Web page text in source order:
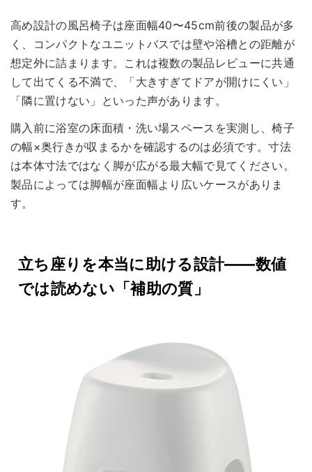
高め設計の風呂椅子は座面幅40〜45cm前後の製品が多
く、コンパクトなユニットバスでは壁や浴槽との距離が
想定外に詰まります。これは複数の製品レビューに共通
して出てくる不満で、「大きすぎてドアが開けにくい」
「隣に置けない」といった声があります。
購入前に浴室の床面積・洗い場スペースを実測し、椅子
の幅×奥行きが収まるかを確認するのは必須です。寸法
は本体寸法ではなく脚が広がる最大幅で見てください。
製品によっては脚幅が座面幅より広いケースがありま
す。
立ち座りを本当に助ける設計——数値
では読めない「補助の質」